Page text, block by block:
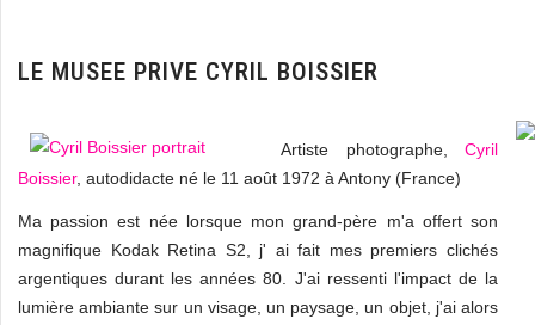
LE MUSEE PRIVE CYRIL BOISSIER
Artiste photographe, Cyril
Boissier, autodidacte né le 11 août 1972 à Antony (France)
Ma passion est née lorsque mon grand-père m'a offert son
magnifique Kodak Retina S2, j' ai fait mes premiers clichés
argentiques durant les années 80. J'ai ressenti l'impact de la
lumière ambiante sur un visage, un paysage, un objet, j'ai alors